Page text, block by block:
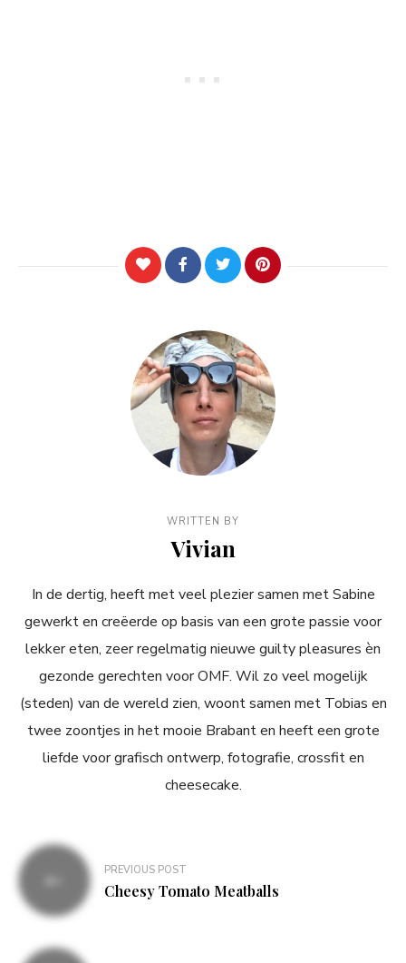
WRITTEN BY
Vivian
In de dertig, heeft met veel plezier samen met Sabine
gewerkt en creëerde op basis van een grote passie voor
lekker eten, zeer regelmatig nieuwe guilty pleasures èn
gezonde gerechten voor OMF. Wil zo veel mogelijk
(steden) van de wereld zien, woont samen met Tobias en
twee zoontjes in het mooie Brabant en heeft een grote
liefde voor grafisch ontwerp, fotografie, crossfit en
cheesecake.
Bericht
navigatie
PREVIOUS POST
Cheesy Tomato Meatballs